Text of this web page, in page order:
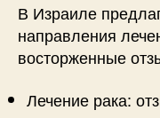
В Израиле
направления
восторженные
Лечение рака: